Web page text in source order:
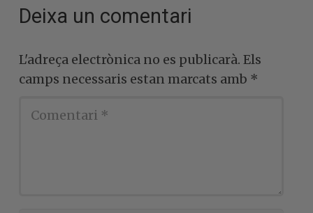
Deixa un comentari
L'adreça electrònica no es publicarà. Els
camps necessaris estan marcats amb *